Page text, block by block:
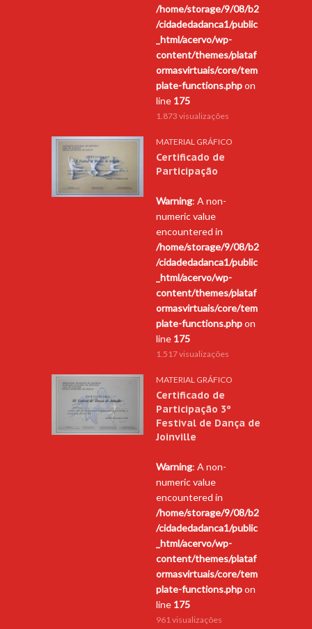
/home/storage/9/08/b2
/cidadedadanca1/public
_html/acervo/wp-
content/themes/plataf
ormasvirtuais/core/tem
plate-functions.phpon
line 175
1.873 visualizações
MATERIAL GRÁFICO
Certificado de
Participação
Warning: A non-
numeric value
encountered in
/home/storage/9/08/b2
/cidadedadanca1/public
_html/acervo/wp-
content/themes/plataf
ormasvirtuais/core/tem
plate-functions.phpon
line 175
1.517 visualizações
MATERIAL GRÁFICO
Certificado de
Participação 3º
Festival de Dança de
Joinville
Warning: A non-
numeric value
encountered in
/home/storage/9/08/b2
/cidadedadanca1/public
_html/acervo/wp-
content/themes/plataf
ormasvirtuais/core/tem
plate-functions.phpon
line 175
961 visualizações